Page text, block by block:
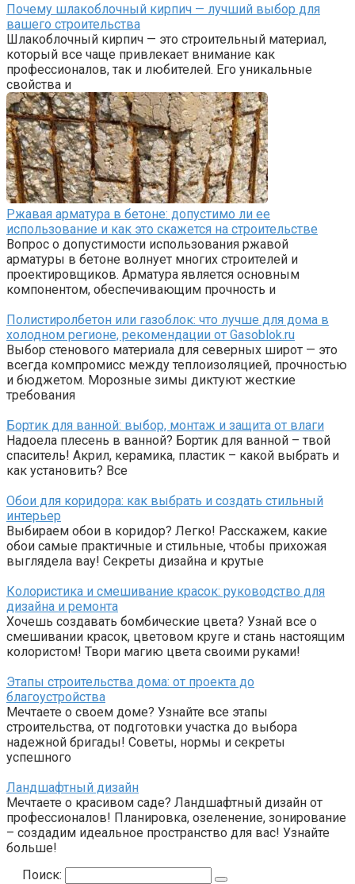
Почему шлакоблочный кирпич — лучший выбор для
вашего строительства
Шлакоблочный кирпич — это строительный материал,
который все чаще привлекает внимание как
профессионалов, так и любителей. Его уникальные
свойства и
Ржавая арматура в бетоне: допустимо ли ее
использование и как это скажется на строительстве
Вопрос о допустимости использования ржавой
арматуры в бетоне волнует многих строителей и
проектировщиков. Арматура является основным
компонентом, обеспечивающим прочность и
Полистиролбетон или газоблок: что лучше для дома в
холодном регионе, рекомендации от Gasoblok.ru
Выбор стенового материала для северных широт — это
всегда компромисс между теплоизоляцией, прочностью
и бюджетом. Морозные зимы диктуют жесткие
требования
Бортик для ванной: выбор, монтаж и защита от влаги
Надоела плесень в ванной? Бортик для ванной – твой
спаситель! Акрил, керамика, пластик – какой выбрать и
как установить? Все
Обои для коридора: как выбрать и создать стильный
интерьер
Выбираем обои в коридор? Легко! Расскажем, какие
обои самые практичные и стильные, чтобы прихожая
выглядела вау! Секреты дизайна и крутые
Колористика и смешивание красок: руководство для
дизайна и ремонта
Хочешь создавать бомбические цвета? Узнай все о
смешивании красок, цветовом круге и стань настоящим
колористом! Твори магию цвета своими руками!
Этапы строительства дома: от проекта до
благоустройства
Мечтаете о своем доме? Узнайте все этапы
строительства, от подготовки участка до выбора
надежной бригады! Советы, нормы и секреты
успешного
Ландшафтный дизайн
Мечтаете о красивом саде? Ландшафтный дизайн от
профессионалов! Планировка, озеленение, зонирование
– создадим идеальное пространство для вас! Узнайте
больше!
Поиск: